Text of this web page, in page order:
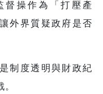
督操作為「打壓產
外界質疑政府是否
制度透明與財政紀